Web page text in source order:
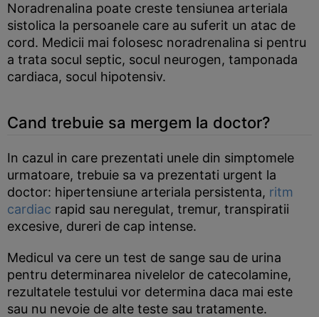
Noradrenalina poate creste tensiunea arteriala
sistolica la persoanele care au suferit un atac de
cord. Medicii mai folosesc noradrenalina si pentru
a trata socul septic, socul neurogen, tamponada
cardiaca, socul hipotensiv.
Cand trebuie sa mergem la doctor?
In cazul in care prezentati unele din simptomele
urmatoare, trebuie sa va prezentati urgent la
doctor: hipertensiune arteriala persistenta, ritm
cardiac rapid sau neregulat, tremur, transpiratii
excesive, dureri de cap intense.
Medicul va cere un test de sange sau de urina
pentru determinarea nivelelor de catecolamine,
rezultatele testului vor determina daca mai este
sau nu nevoie de alte teste sau tratamente.